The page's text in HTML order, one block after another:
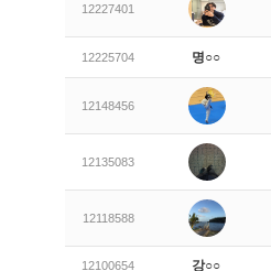
12227401
12225704 명○○
12148456
12135083
12118588
12100654 강○○